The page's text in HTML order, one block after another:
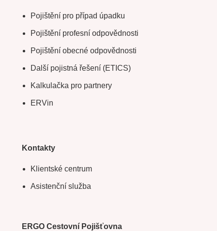
Pojištění pro případ úpadku
Pojištění profesní odpovědnosti
Pojištění obecné odpovědnosti
Další pojistná řešení (ETICS)
Kalkulačka pro partnery
ERVin
Kontakty
Klientské centrum
Asistenční služba
ERGO Cestovní Pojišťovna